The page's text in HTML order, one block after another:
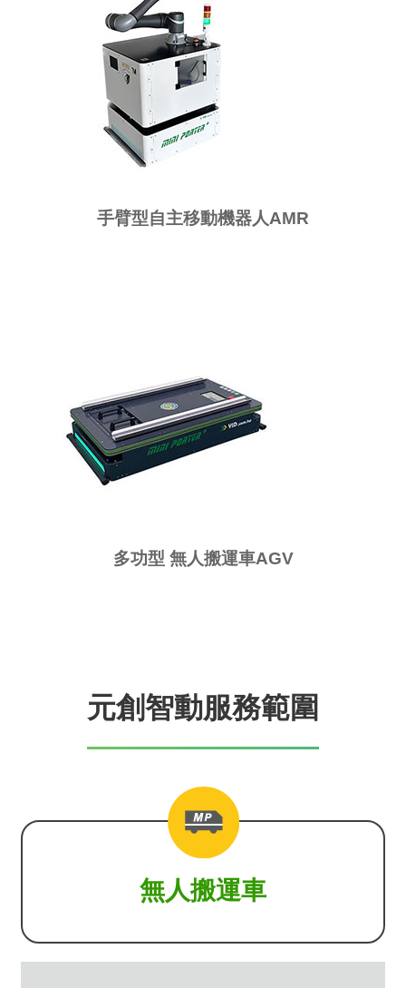
手臂型自主移動機器人AMR
多功型 無人搬運車AGV
元創智動服務範圍
無人搬運車